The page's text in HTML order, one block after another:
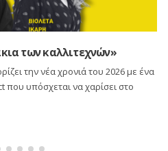
των καλλιτεχνών»
την νέα χρονιά του 2026 με ένα
υπόσχεται να χαρίσει στο